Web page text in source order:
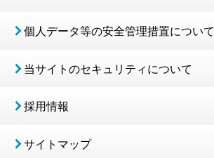
個人データ等の安全管理措置について
当サイトのセキュリティについて
採用情報
サイトマップ